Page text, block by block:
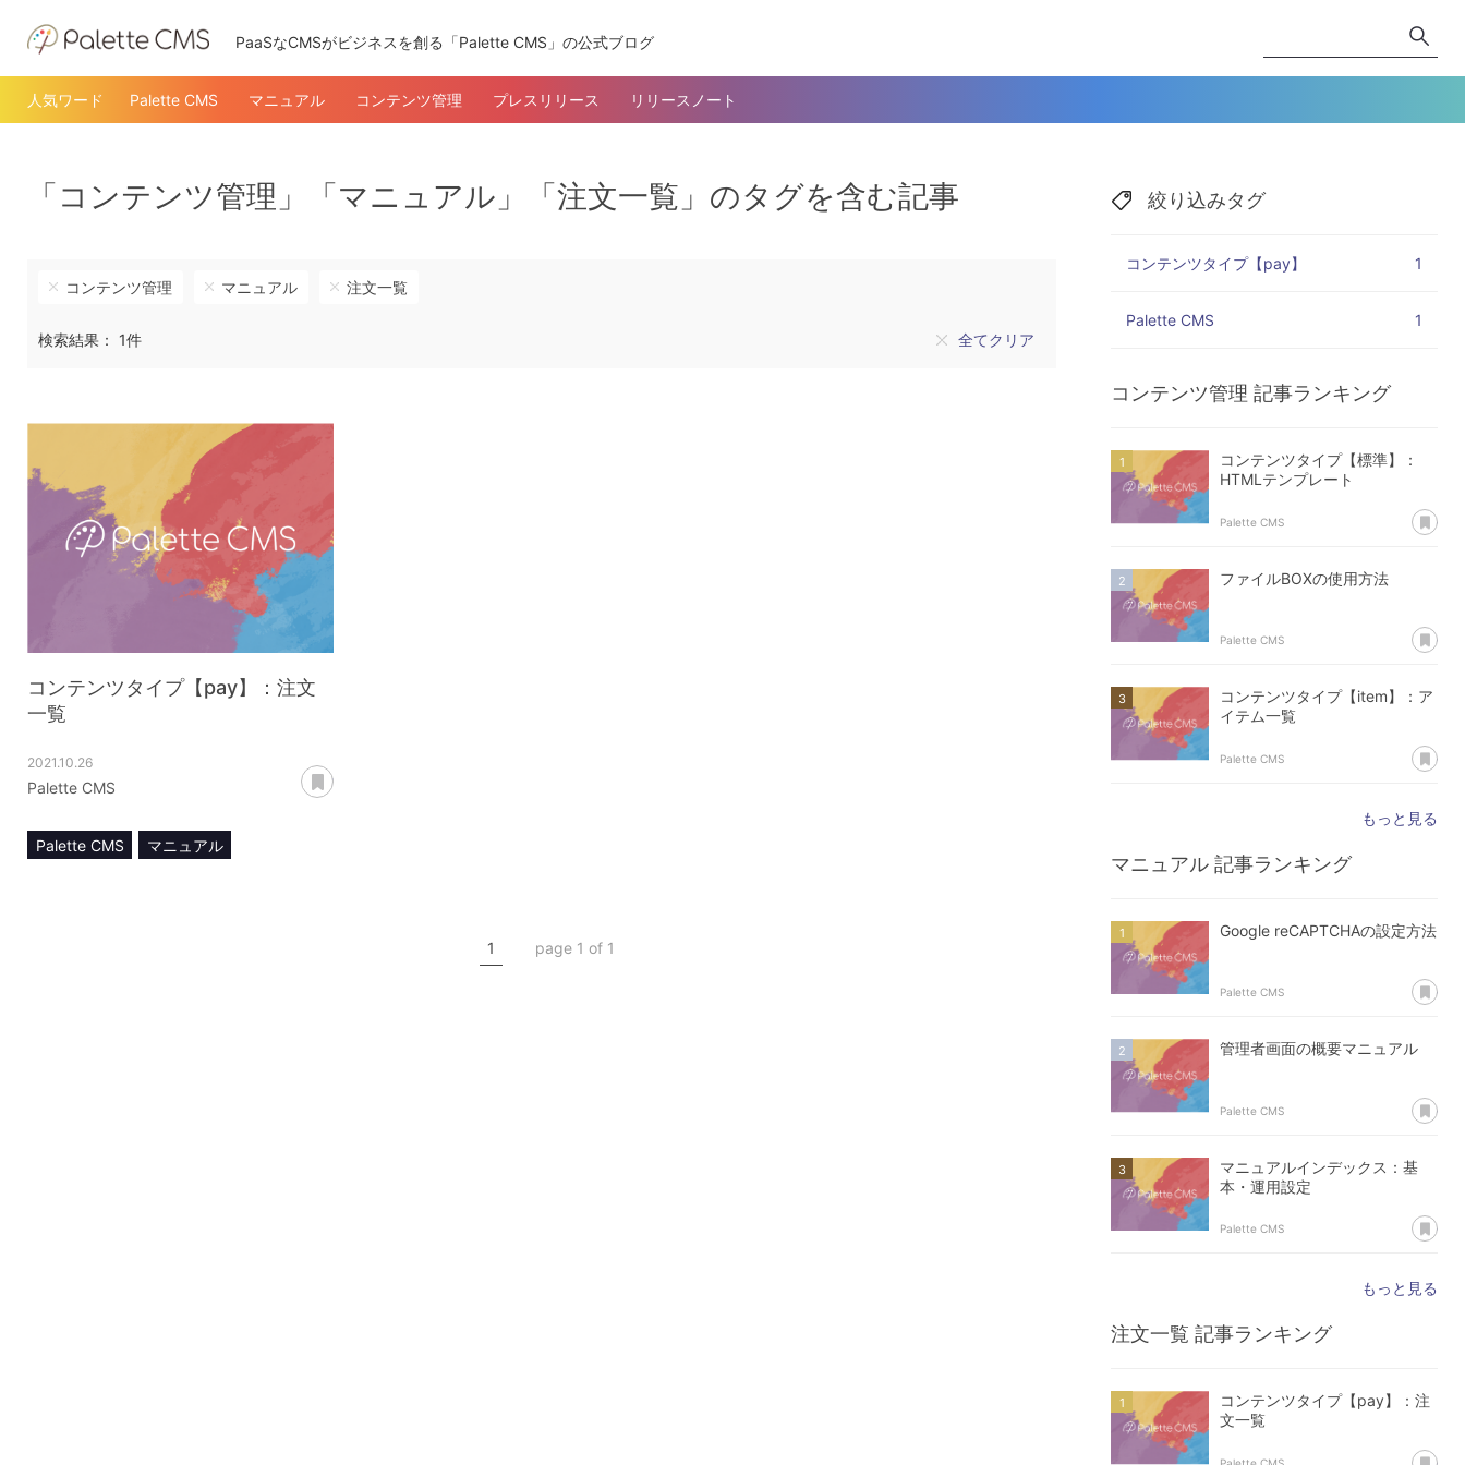
PaaSなCMSがビジネスを創る「Palette CMS」の公式ブログ
人気ワード Palette CMS マニュアル コンテンツ管理 プレスリリース リリースノート
「コンテンツ管理」「マニュアル」「注文一覧」のタグを含む記事
コンテンツ管理 マニュアル 注文一覧
検索結果： 1件 全てクリア
コンテンツタイプ【pay】：注文
一覧
2021.10.26
Palette CMS
Palette CMS
マニュアル
1
page 1 of 1
絞り込みタグ
コンテンツタイプ【pay】 1
Palette CMS 1
コンテンツ管理 記事ランキング
コンテンツタイプ【標準】：
HTMLテンプレート
Palette CMS あ
ファイルBOXの使用方法
Palette CMS あ
コンテンツタイプ【item】：ア
イテム一覧
Palette CMS あ
もっと見る
マニュアル 記事ランキング
Google reCAPTCHAの設定方法
Palette CMS あ
管理者画面の概要マニュアル
Palette CMS あ
マニュアルインデックス：基
本・運用設定
Palette CMS あ
もっと見る
注文一覧 記事ランキング
コンテンツタイプ【pay】：注
文一覧
Palette CMS あ